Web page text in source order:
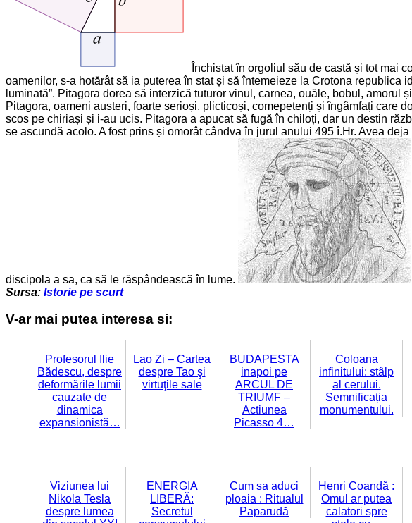
Închistat în orgoliul său de castă și tot mai
oamenilor, s-a hotărât să ia puterea în stat și să întemeieze la Crotona
luminată”. Pitagora dorea să interzică tuturor vinul, carnea, ouăle, bobul,
Pitagora, oameni austeri, foarte serioși, plicticoși, comepetenți și îngâmfați care
scos pe chiriași și i-au ucis. Pitagora a apucat să fugă în chiloți, dar un destin
se ascundă acolo. A fost prins și omorât cândva în jurul anului 495 î.Hr. Avea
discipola a sa, ca să le răspândească în lume.
Sursa: Istorie pe scurt
V-ar mai putea interesa si:
Profesorul Ilie
Bădescu, despre
deformările lumii
cauzate de
dinamica
expansionistă…
Lao Zi – Cartea
despre Tao şi
virtuţile sale
BUDAPESTA
inapoi pe
ARCUL DE
TRIUMF –
Actiunea
Picasso 4…
Coloana
infinitului: stâlp
al cerului.
Semnificația
monumentului.
Viziunea lui
Nikola Tesla
despre lumea
ENERGIA
LIBERĂ:
Secretul
Cum sa aduci
ploaia : Ritualul
Paparudă
Henri Coandă :
Omul ar putea
calatori spre